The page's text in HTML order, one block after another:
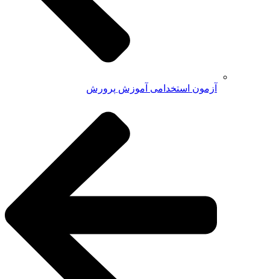
آزمون استخدامی آموزش پرورش